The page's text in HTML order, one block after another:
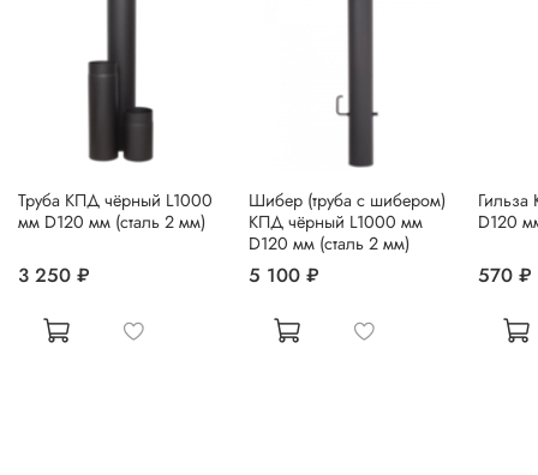
Труба КПД чёрный L1000
мм D120 мм (сталь 2 мм)
3 250 ₽
Шибер (труба с шибером)
КПД чёрный L1000 мм
D120 мм (сталь 2 мм)
5 100 ₽
D120
570 ₽